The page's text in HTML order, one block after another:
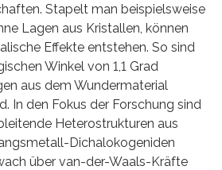
Stapelt man beispielsweise
Lagen aus Kristallen, können
Effekte entstehen. So sind
Winkel von 1,1 Grad
aus dem Wundermaterial
In den Fokus der Forschung sind
Heterostrukturen aus
Dichalokogeniden
über van-der-Waals-Kräfte